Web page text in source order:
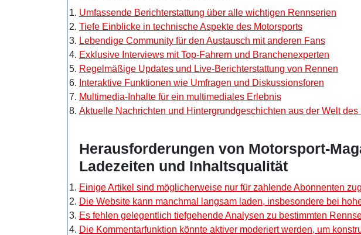
Umfassende Berichterstattung über alle wichtigen Rennserien
Tiefe Einblicke in technische Aspekte des Motorsports
Lebendige Community für den Austausch mit anderen Fans
Exklusive Interviews mit Top-Fahrern und Branchenexperten
Regelmäßige Updates und Live-Berichterstattung von Rennen
Interaktive Funktionen wie Umfragen und Diskussionsforen
Multimedia-Inhalte für ein multimediales Erlebnis
Aktuelle Nachrichten und Hintergrundgeschichten aus der Welt des
Herausforderungen von Motorsport-
Ladezeiten und Inhaltsqualität
Einige Artikel sind möglicherweise nur für zahlende Abonnenten
Die Website kann manchmal langsam laden, insbesondere bei
Es fehlen gelegentlich tiefgehende Analysen zu bestimmten
Die Kommentarfunktion könnte aktiver moderiert werden, um